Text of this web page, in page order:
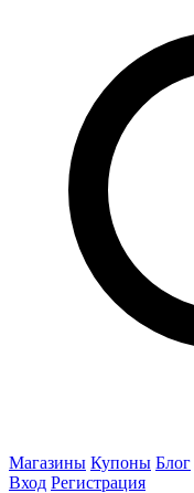
Магазины Купоны Блог
Вход Регистрация